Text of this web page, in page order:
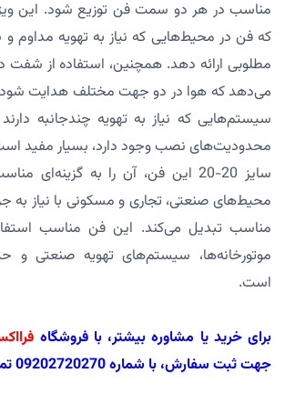
مناسب در هر دو سمت فن توزیع شود. این
که فن در محیط‌هایی که نیاز به تهویه مداوم و
مطلوبی ارائه دهد. همچنین، استفاده از شفت
می‌دهد که هوا در دو جهت مختلف هدایت شود،
سیستم‌هایی که نیاز به تهویه چندجانبه
محدودیت‌های نصب وجود دارد، بسیار مفید
سایز 20-20 این فن، آن را به گزینه‌ای
محیط‌های صنعتی، تجاری و مسکونی با نیاز به
مناسب تبدیل می‌کند. این فن مناسب
موتورخانه‌ها، سیستم‌های تهویه صنعتی و
است.
برای خرید یا مشاوره بیشتر، با فروشگاه
جهت ثبت سفارش، با شماره 09202720270 تماس بگیرید.